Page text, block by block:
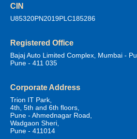
CIN
U85320PN2019PLC185286
Registered Office
Bajaj Auto Limited Complex, Mumbai -
Pune - 411 035
Corporate Address
Trion IT Park,
4th, 5th and 6th floors,
Pune - Ahmednagar Road,
Wadgaon Sheri,
Pune - 411014